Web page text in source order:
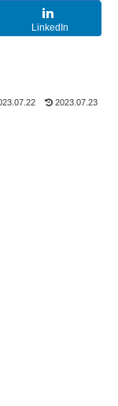
LinkedIn
2023.07.23